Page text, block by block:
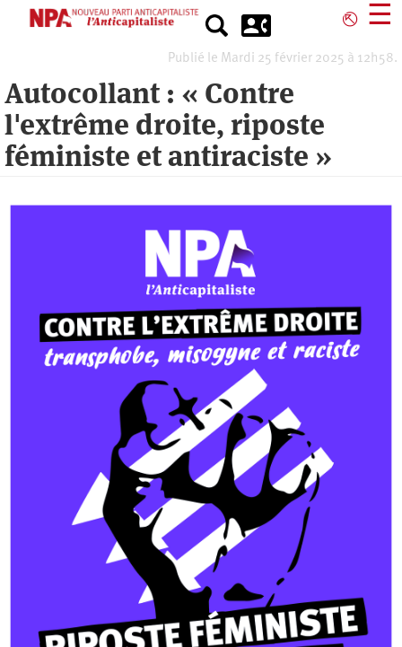
⎋ ☰
Publié le Mardi 25 février 2025 à 12h58.
Autocollant : « Contre
l'extrême droite, riposte
féministe et antiraciste »